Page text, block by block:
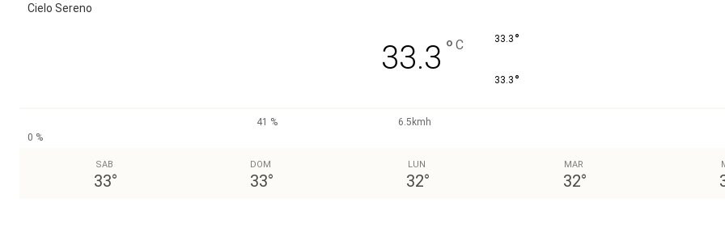
Cielo Sereno
33.3 ° C 33.3 °
33.3 °
41 %
6.5kmh
0 %
SAB
33°
DOM
33°
LUN
32°
MAR
32°